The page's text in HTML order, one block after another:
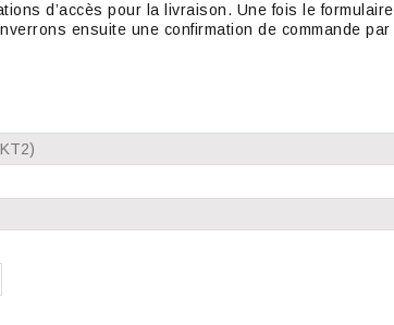
d’accès pour la livraison. Une fois le
ensuite une confirmation de commande